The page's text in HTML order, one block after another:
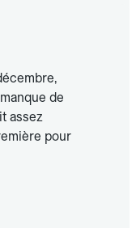
de
assez
pour